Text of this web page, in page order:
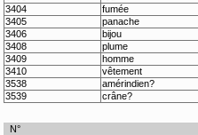
3404
fumée
3405
panache
3406
bijou
3408
plume
3409
homme
3410
vêtement
3538
amérindien?
3539
crâne?